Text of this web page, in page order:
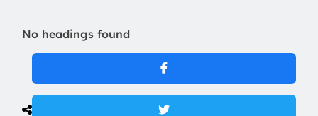
No headings found